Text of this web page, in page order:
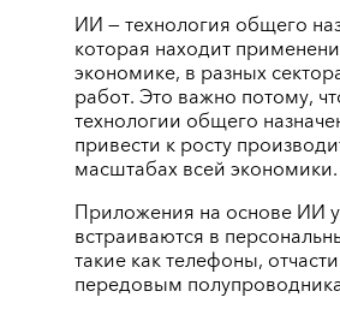
ИИ — технология общего
которая находит
экономике, в разных
работ. Это важно потому,
технологии общего
привести к росту
масштабах всей экономики.
Приложения на основе ИИ
встраиваются в
такие как телефоны,
передовым